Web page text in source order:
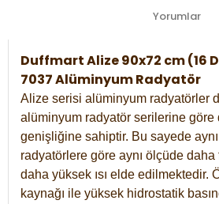
Yorumlar
Duffmart Alize 90x72 cm (16
7037 Alüminyum Radyatör
Alize serisi alüminyum radyatörler
alüminyum radyatör serilerine göre
genişliğine sahiptir. Bu sayede
radyatörlere göre aynı ölçüde daha
daha yüksek ısı elde edilmektedir.
kaynağı ile yüksek hidrostatik